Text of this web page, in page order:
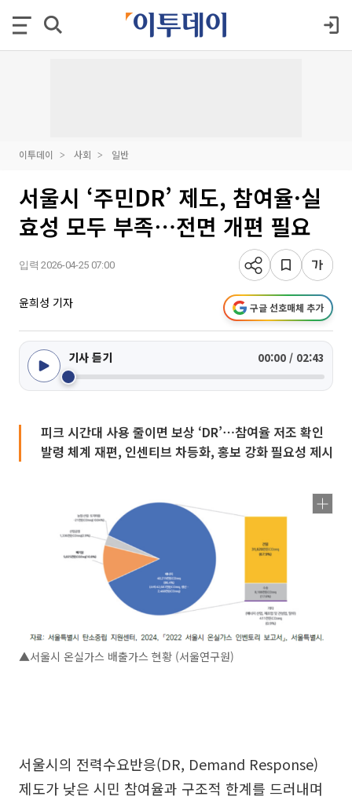
이투데이 사회 일반
서울시 ‘주민DR’ 제도, 참여율·실
효성 모두 부족⋯전면 개편 필요
입력 2026-04-25 07:00
윤희성 기자 구글 선호매체 추가
기사 듣기 00:00 / 02:43
피크 시간대 사용 줄이면 보상 ‘DR’⋯참여율 저조 확인
발령 체계 재편, 인센티브 차등화, 홍보 강화 필요성 제시
▲서울시 온실가스 배출가스 현황 (서울연구원)
서울시의 전력수요반응(DR, Demand Response)
제도가 낮은 시민 참여율과 구조적 한계를 드러내며